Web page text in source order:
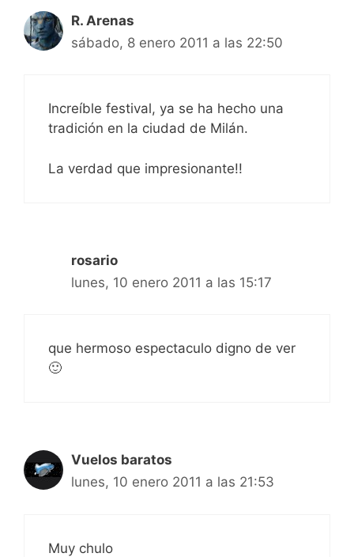
R. Arenas
sábado, 8 enero 2011 a las 22:50
Increíble festival, ya se ha hecho una
tradición en la ciudad de Milán.
La verdad que impresionante!!
rosario
lunes, 10 enero 2011 a las 15:17
que hermoso espectaculo digno de ver
🙂
Vuelos baratos
lunes, 10 enero 2011 a las 21:53
Muy chulo